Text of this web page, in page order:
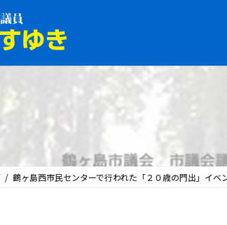
鶴ヶ島西市民センターで行われた「２０歳の門出」イベ